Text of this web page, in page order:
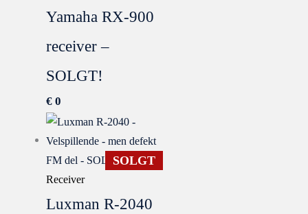
Yamaha RX-900
receiver –
SOLGT!
€0
SOLGT
Receiver
Luxman R-2040